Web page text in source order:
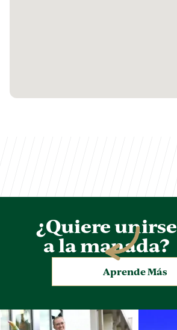
¿Quiere unirse
a la manada?
Aprende Más